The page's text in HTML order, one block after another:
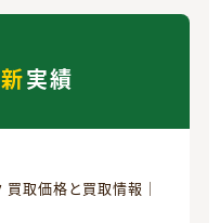
実績
取価格と買取情報｜